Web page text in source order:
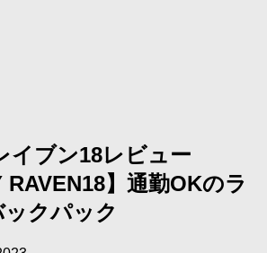
イブン18レビュー
RAVEN18】通勤OKのラ
クパック